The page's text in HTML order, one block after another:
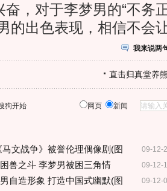
奋，对于李梦男的“不务
的出色表现，相信不会
我来说两
直击归真堂养
狗开始 网页 新闻
09-12-
文战争》被誉伦理偶像剧(图
09-12-
兽之斗 李梦男被困三角情
09-12-
自造形象 打造中国式幽默(图